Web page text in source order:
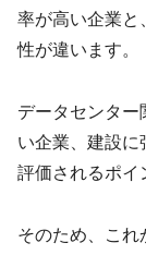
率が高い企業と
性が違います。
データセンター
い企業、建設に
評価されるポイ
そのため、これ